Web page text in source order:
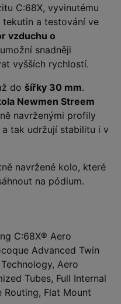
C:68X, vyvinutému
a testování ve
vzduchu o
snadněji
vyšších rychlostí.
do šířky 30 mm.
Newmen Streem
navrženými profily
tak udržují stabilitu i v
navržené kolo, které
na pódium.
C:68X® Aero
Advanced Twin
Aero
Tubes, Full Internal
Routing, Flat Mount